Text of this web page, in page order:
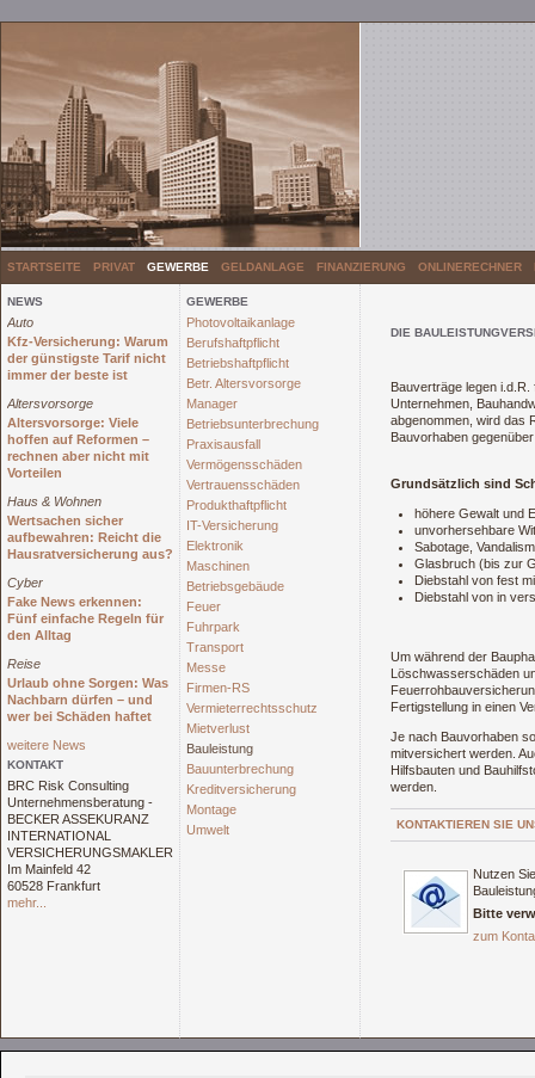
STARTSEITE PRIVAT GEWERBE GELDANLAGE FINANZIERUNG ONLINERECHNER
NEWS
Auto
Kfz-Versicherung: Warum
der günstigste Tarif nicht
immer der beste ist
Altersvorsorge
Altersvorsorge: Viele
hoffen auf Reformen –
rechnen aber nicht mit
Vorteilen
Haus & Wohnen
Wertsachen sicher
aufbewahren: Reicht die
Hausratversicherung aus?
Cyber
Fake News erkennen:
Fünf einfache Regeln für
den Alltag
Reise
Urlaub ohne Sorgen: Was
Nachbarn dürfen – und
wer bei Schäden haftet
weitere News
KONTAKT
BRC Risk Consulting
Unternehmensberatung -
BECKER ASSEKURANZ
INTERNATIONAL
VERSICHERUNGSMAKLER
Im Mainfeld 42
60528 Frankfurt
mehr...
GEWERBE
Photovoltaikanlage
Berufshaftpflicht
Betriebshaftpflicht
Betr. Altersvorsorge
Manager
Betriebsunterbrechung
Praxisausfall
Vermögensschäden
Vertrauensschäden
Produkthaftpflicht
IT-Versicherung
Elektronik
Maschinen
Betriebsgebäude
Feuer
Fuhrpark
Transport
Messe
Firmen-RS
Vermieterrechtsschutz
Mietverlust
Bauleistung
Bauunterbrechung
Kreditversicherung
Montage
Umwelt
DIE
Bauverträge legen
Unternehmen,
abgenommen, wird das
Bauvorhaben
Grundsätzlich sind
höhere Gewalt und
unvorhersehbare
Sabotage,
Glasbruch (bis zur
Diebstahl von fest
Diebstahl von in
Um während der
Löschwasserschäden
Fertigstellung in einen
Je nach Bauvorhaben
mitversichert werden.
Hilfsbauten und
werden.
KONTAKTIEREN SIE
Nutzen
Bitte
zum